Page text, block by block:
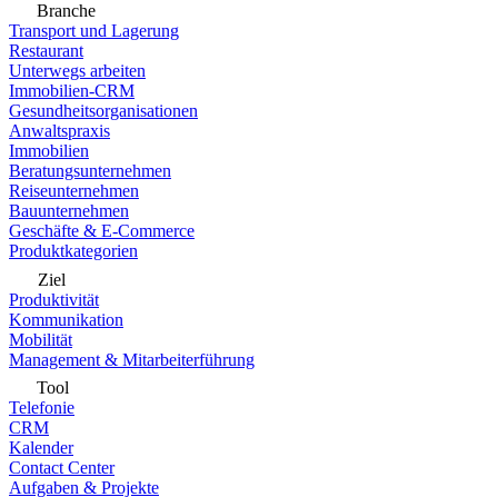
Branche
Transport und Lagerung
Restaurant
Unterwegs arbeiten
Immobilien-CRM
Gesundheitsorganisationen
Anwaltspraxis
Immobilien
Beratungsunternehmen
Reiseunternehmen
Bauunternehmen
Geschäfte & E-Commerce
Produktkategorien
Ziel
Produktivität
Kommunikation
Mobilität
Management & Mitarbeiterführung
Tool
Telefonie
CRM
Kalender
Contact Center
Aufgaben & Projekte